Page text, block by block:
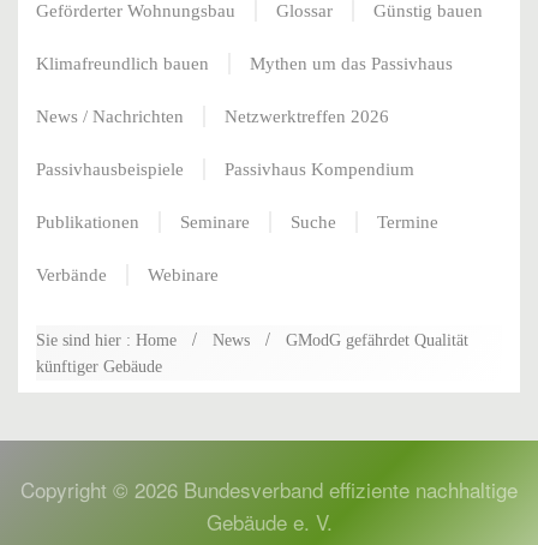
Geförderter Wohnungsbau Glossar Günstig bauen
Klimafreundlich bauen Mythen um das Passivhaus
News / Nachrichten Netzwerktreffen 2026
Passivhausbeispiele Passivhaus Kompendium
Publikationen Seminare Suche Termine
Verbände Webinare
Sie sind hier : Home News
GModG gefährdet Qualität
künftiger Gebäude
Copyright © 2026 Bundesverband effiziente nachhaltige
Gebäude e. V.